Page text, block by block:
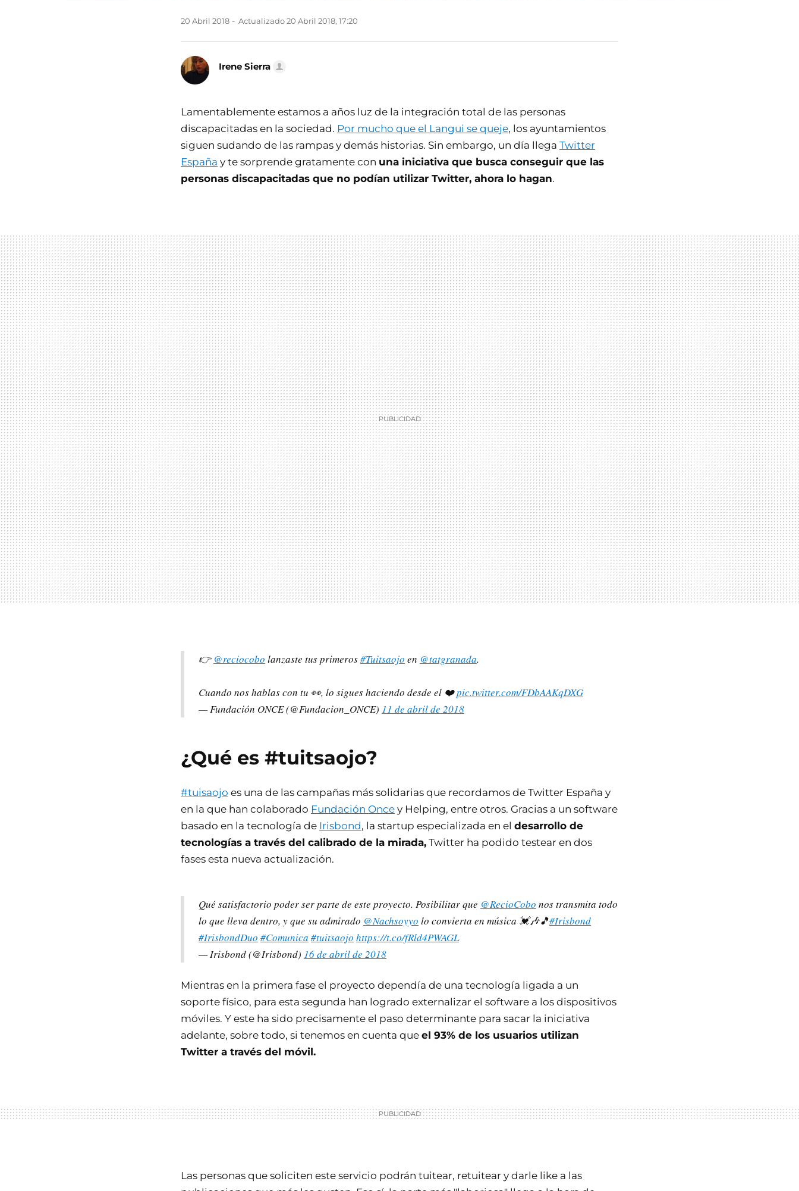
20 Abril 2018 Actualizado 20 Abril 2018, 17:20
Irene Sierra
Lamentablemente estamos a años luz de la integración total de las personas
discapacitadas en la sociedad. Por mucho que el Langui se queje, los ayuntamientos
siguen sudando de las rampas y demás historias. Sin embargo, un día llega Twitter
España y te sorprende gratamente con una iniciativa que busca conseguir que las
personas discapacitadas que no podían utilizar Twitter, ahora lo hagan.
👉 @reciocobo lanzaste tus primeros#Tuitsaojo en @tatgranada.
Cuando nos hablas con tu 👀, lo sigues haciendo desde el ❤️pic.twitter.com/FDbAAKqDXG
— Fundación ONCE (@Fundacion_ONCE) 11 de abril de 2018
¿Qué es #tuitsaojo?
#tuisaojo es una de las campañas más solidarias que recordamos de Twitter España y
en la que han colaborado Fundación Once y Helping, entre otros. Gracias a un software
basado en la tecnología de Irisbond, la startup especializada en el desarrollo de
tecnologías a través del calibrado de la mirada, Twitter ha podido testear en dos
fases esta nueva actualización.
Qué satisfactorio poder ser parte de este proyecto. Posibilitar que @RecioCobo nos transmita todo
lo que lleva dentro, y que su admirado @Nachsoyyo lo convierta en música 💓🎶🎵#Irisbond
#IrisbondDuo #Comunica #tuitsaojo https://t.co/fRld4PWAGL
— Irisbond (@Irisbond) 16 de abril de 2018
Mientras en la primera fase el proyecto dependía de una tecnología ligada a un
soporte físico, para esta segunda han logrado externalizar el software a los dispositivos
móviles. Y este ha sido precisamente el paso determinante para sacar la iniciativa
adelante, sobre todo, si tenemos en cuenta que el 93% de los usuarios utilizan
Twitter a través del móvil.
Las personas que soliciten este servicio podrán tuitear, retuitear y darle like a las